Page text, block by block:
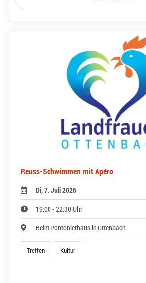
Reuss-Schwimmen mit Apéro
Di, 7. Juli 2026
19:00 - 22:30 Uhr
Beim Pontonierhaus in Ottenbach
Treffen Kultur